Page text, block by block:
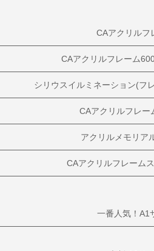
CAアクリルフ
CAアクリルフレーム
シリウスイルミネーション(フ
CAアクリルフレー
アクリルメモリア
CAアクリルフレーム
一番人気！A1